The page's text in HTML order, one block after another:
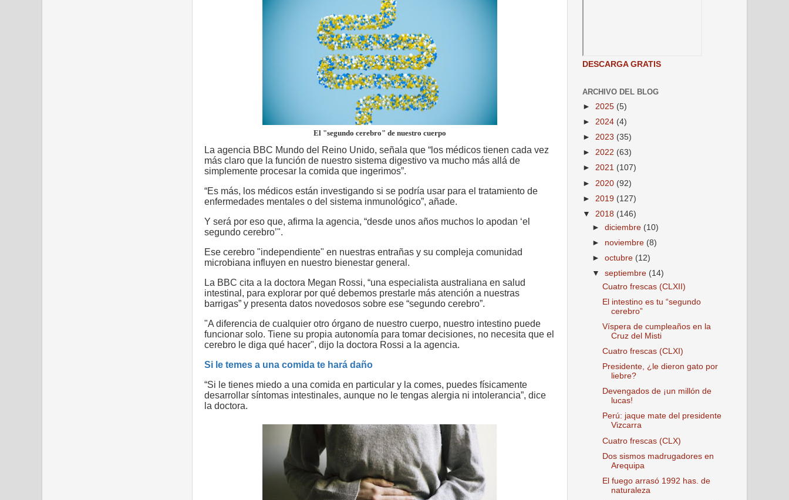
El "segundo cerebro" de nuestro cuerpo
La agencia BBC Mundo del Reino Unido, señala que “los médicos tienen cada vez
más claro que la función de nuestro sistema digestivo va mucho más allá de
simplemente procesar la comida que ingerimos”.
“Es más, los médicos están investigando si se podría usar para el tratamiento de
enfermedades mentales o del sistema inmunológico”, añade.
Y será por eso que, afirma la agencia, “desde unos años muchos lo apodan ‘el
segundo cerebro’".
Ese cerebro "independiente" en nuestras entrañas y su compleja comunidad
microbiana influyen en nuestro bienestar general.
La BBC cita a la doctora Megan Rossi, “una especialista australiana en salud
intestinal, para explorar por qué debemos prestarle más atención a nuestras
barrigas” y presenta datos novedosos sobre ese “segundo cerebro”.
"A diferencia de cualquier otro órgano de nuestro cuerpo, nuestro intestino puede
funcionar solo. Tiene su propia autonomía para tomar decisiones, no necesita que el
cerebro le diga qué hacer", dijo la doctora Rossi a la agencia.
Si le temes a una comida te hará daño
“Si le tienes miedo a una comida en particular y la comes, puedes físicamente
desarrollar síntomas intestinales, aunque no le tengas alergia ni intolerancia”, dice
la doctora.
DESCARGA GRATIS
ARCHIVO DEL BLOG
► 2025 (5)
► 2024 (4)
► 2023 (35)
► 2022 (63)
► 2021 (107)
► 2020 (92)
► 2019 (127)
▼ 2018 (146)
►diciembre (10)
► noviembre (8)
►octubre (12)
▼septiembre (14)
Cuatro frescas (CLXII)
El intestino es tu “segundo
cerebro”
Víspera de cumpleaños en la
Cruz del Misti
Cuatro frescas (CLXI)
Presidente, ¿le dieron gato por
liebre?
Devengados de ¡un millón de
lucas!
Perú: jaque mate del presidente
Vizcarra
Cuatro frescas (CLX)
Dos sismos madrugadores en
Arequipa
El fuego arrasó 1992 has. de
naturaleza